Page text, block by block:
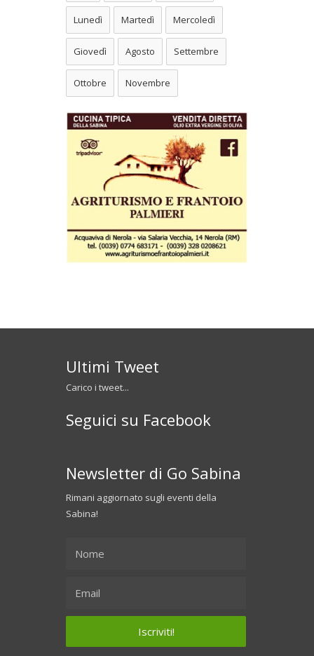
Lunedì Martedì Mercoledì
Giovedì Agosto Settembre
Ottobre Novembre
Ultimi Tweet
Carico i tweet...
Seguici su Facebook
Newsletter di Go Sabina
Rimani aggiornato sugli eventi della
Sabina!